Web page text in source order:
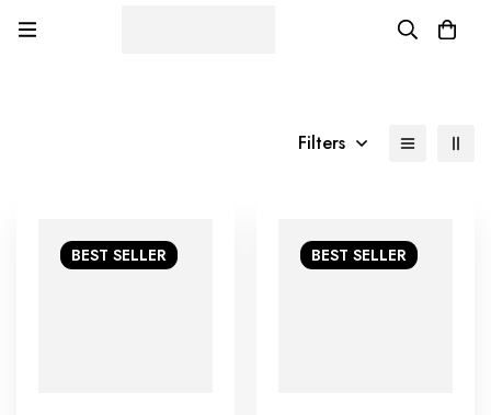
Filters
BEST SELLER BEST SELLER